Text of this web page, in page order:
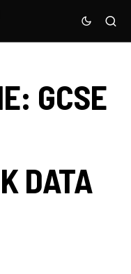
GCSE
DATA